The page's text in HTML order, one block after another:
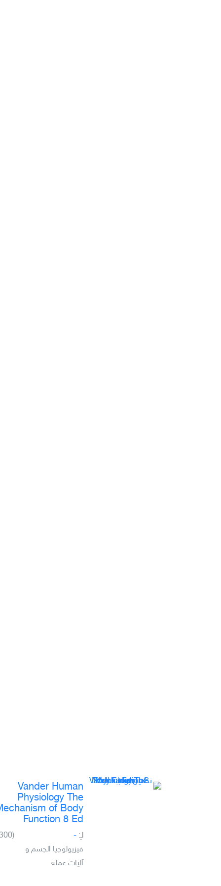
Vander Human
Physiology The
of Body
Function 8 Ed
(300) لـِ: -
فيزيولوجيا الجسم و
آليات عمله